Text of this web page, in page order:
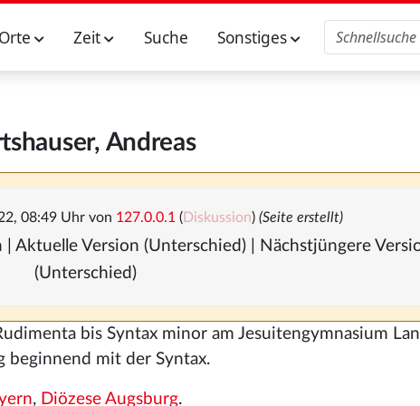
Orte Zeit Suche Sonstiges
Andreas
08:49 Uhr von 127.0.0.1 (Diskussion) (Seite erstellt)
Aktuelle Version (Unterschied) | Nächstjüngere
(Unterschied)
bis Syntax minor am Jesuitengymnasium
beginnend mit der Syntax.
, Diözese Augsburg.